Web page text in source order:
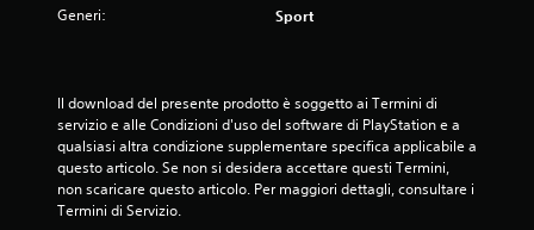
Generi: Sport
Il download del presente prodotto è soggetto ai Termini di
servizio e alle Condizioni d'uso del software di PlayStation e a
qualsiasi altra condizione supplementare specifica applicabile a
questo articolo. Se non si desidera accettare questi Termini,
non scaricare questo articolo. Per maggiori dettagli, consultare i
Termini di Servizio.